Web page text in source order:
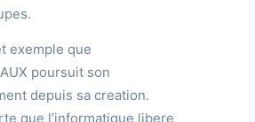
exemple que
poursuit son
depuis sa creation.
que l’informatique libere